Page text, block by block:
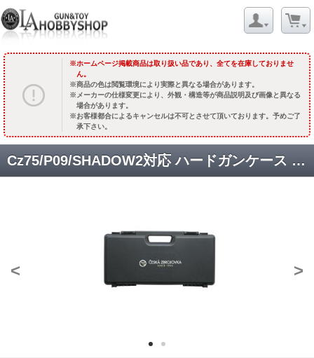
ホームページ掲載商品は取り扱い品であり、全てを在庫しておりませ
ん。
商品の色は閲覧環境により実際と異なる場合があります。
メーカーの仕様変更により、外観・構造等が商品説明及び画像と異なる
場合があります。
お客様都合によるキャンセルは不可とさせて頂いております。予めご了
承下さい。
Cz75/P09/SHADOW2対応 ハードガンケース [品切中.輸入待ち]
< >